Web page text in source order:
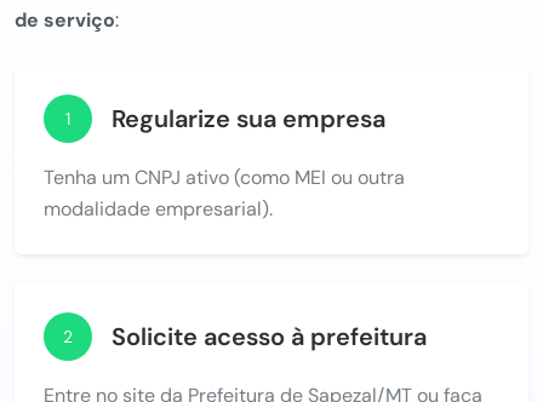
de serviço:
1 Regularize sua empresa
Tenha um CNPJ ativo (como MEI ou outra
modalidade empresarial).
2 Solicite acesso à prefeitura
Entre no site da Prefeitura de Sapezal/MT ou faça